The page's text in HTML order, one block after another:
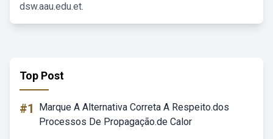
dsw.aau.edu.et.
Top Post
#1
Marque A Alternativa Correta A Respeito.dos
Processos De Propagação.de Calor